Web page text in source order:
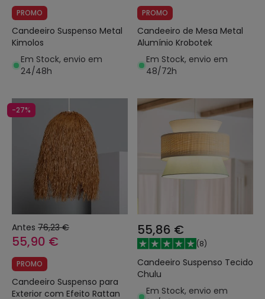
PROMO
Candeeiro Suspenso Metal
Kimolos
Em Stock, envio em
24/48h
PROMO
Candeeiro de Mesa Metal
Alumínio Krobotek
Em Stock, envio em
48/72h
-27%
Antes 76,23 €
55,90 €
PROMO
Candeeiro Suspenso para
Exterior com Efeito Rattan
55,86 €
(8)
Candeeiro Suspenso Tecido
Chulu
Em Stock, envio em